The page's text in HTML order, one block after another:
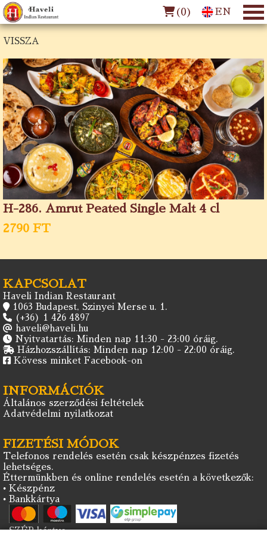
(0) EN
VISSZA
H-286. Amrut Peated Single Malt 4 cl
2790 FT
KAPCSOLAT
Haveli Indian Restaurant
1063 Budapest, Szinyei Merse u. 1.
(+36) 1 426 4897
haveli@haveli.hu
Nyitvatartás: Minden nap 11:30 - 23:00 óráig.
Házhozszállítás: Minden nap 12:00 - 22:00 óráig.
Kövess minket Facebook-on
INFORMÁCIÓK
Általános szerződési feltételek
Adatvédelmi nyilatkozat
FIZETÉSI MÓDOK
Telefonos rendelés esetén csak készpénzes fizetés
lehetséges.
Éttermünkben és online rendelés esetén a következők:
• Készpénz
• Bankkártya
• SZÉP kártya